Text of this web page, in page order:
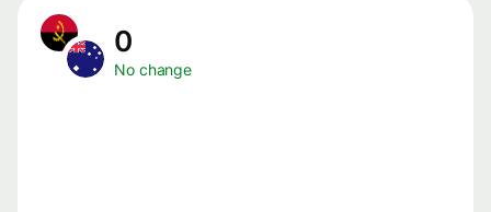
No change